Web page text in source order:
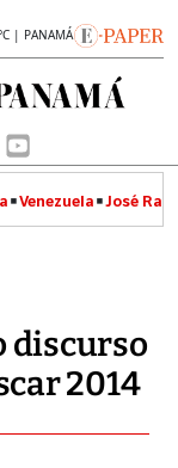
| PANAMÁ
Venezuela José
discurso
2014